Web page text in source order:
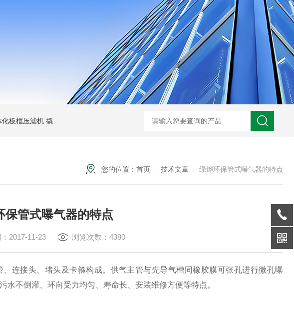
框压滤机 撬装脱水机 厢式压泥机 XMAY油墨过滤 玻璃污泥 电镀废水压滤一体机 GSLY-
您的位置： 首页 - 技术文章 - 绿烨环保管式曝气器的特点
保管式曝气器的特点
：2017-11-23 浏览次数：4380
连接头、堵头及卡箍构成。供气主管与先导气槽同橡胶膜可张孔进行微孔曝
不倒灌、环向受力均匀、寿命长、安装维修方便等特点。